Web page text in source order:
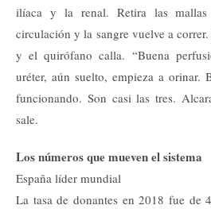
ilíaca y la renal. Retira las
circulación y la sangre vuelve a
y el quirófano calla. “Buena
uréter, aún suelto, empieza a orinar.
funcionando. Son casi las tres.
sale.
Los números que mueven el sistema
España líder mundial
La tasa de donantes en 2018 fue de